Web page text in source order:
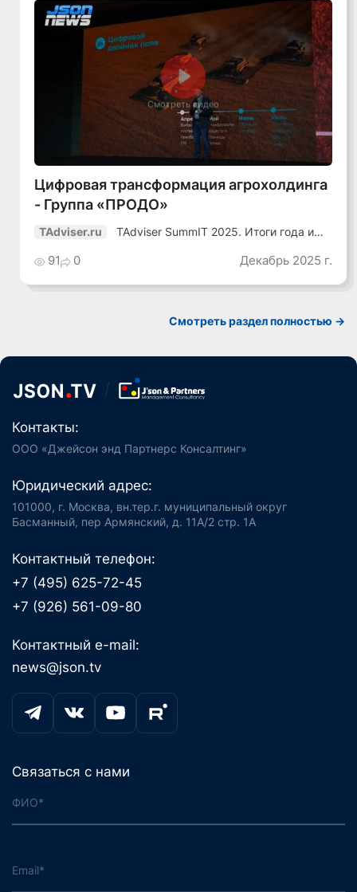
Смотреть видео
Цифровая трансформация агрохолдинга
- Группа «ПРОДО»
TAdviser.ru
TAdviser SummIT 2025. Итоги года и
91 0 Декабрь 2025 г.
Смотреть раздел полностью ->
Контакты:
ООО «Джейсон энд Партнерс Консалтинг»
Юридический адрес:
101000, г. Москва, вн.тер.г. муниципальный округ
Басманный, пер Армянский, д. 11А/2 стр. 1А
Контактный телефон:
+7 (495) 625-72-45
+7 (926) 561-09-80
Контактный e-mail:
news@json.tv
Связаться с нами